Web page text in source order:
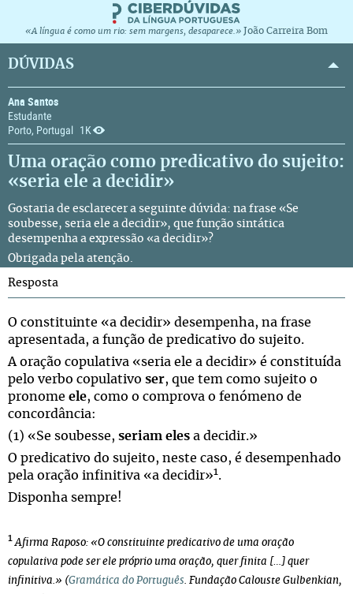
«A língua é como um rio: sem margens, desaparece.» João Carreira Bom
DÚVIDAS
Ana Santos
Estudante
Porto, Portugal
1K
Uma oração como predicativo do sujeito:
«seria ele a decidir»
Gostaria de esclarecer a seguinte dúvida: na frase «Se
soubesse, seria ele a decidir», que função sintática
desempenha a expressão «a decidir»?
Obrigada pela atenção.
Resposta
O constituinte «a decidir» desempenha, na frase
apresentada, a função de predicativo do sujeito.
A oração copulativa «seria ele a decidir» é constituída
pelo verbo copulativo ser, que tem como sujeito o
pronome ele, como o comprova o fenómeno de
concordância:
(1) «Se soubesse, seriam eles a decidir.»
O predicativo do sujeito, neste caso, é desempenhado
pela oração infinitiva «a decidir»1 .
Disponha sempre!
1Afirma Raposo: «O constituinte predicativo de uma oração
copulativa pode ser ele próprio uma oração, quer finita […] quer
infinitiva.» (Gramática do Português. Fundação Calouste Gulbenkian,